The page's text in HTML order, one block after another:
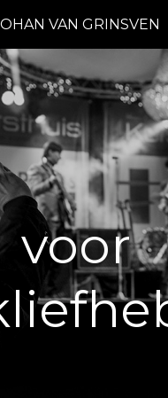
VAN GRINSVEN
voor